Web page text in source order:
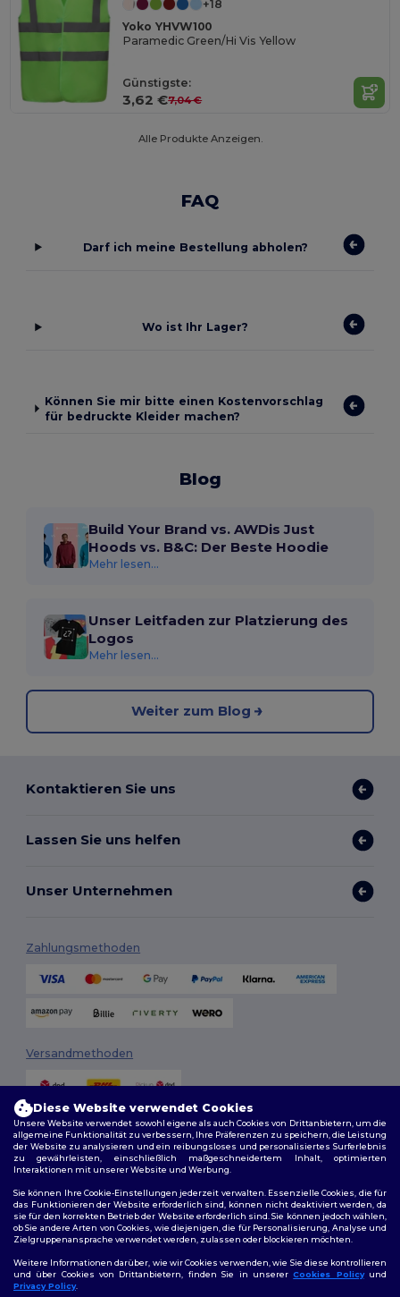
+18
Yoko YHVW100
Paramedic Green/Hi Vis Yellow
Günstigste:
3,62 €7,04 €
Alle Produkte Anzeigen.
FAQ
Darf ich meine Bestellung abholen?
Wo ist Ihr Lager?
Können Sie mir bitte einen Kostenvorschlag
für bedruckte Kleider machen?
Blog
Build Your Brand vs. AWDis Just
Hoods vs. B&C: Der Beste Hoodie
Mehr lesen...
Unser Leitfaden zur Platzierung des
Logos
Mehr lesen...
Weiter zum Blog
Kontaktieren Sie uns
Lassen Sie uns helfen
Unser Unternehmen
Zahlungsmethoden
Versandmethoden
Allgemeine Geschäftsbedingungen|Personalisierungsrichtlinien
|
Datenschutzbestimmungen
Diese Website verwendet Cookies
Unsere Website verwendet sowohl eigene als auch Cookies von Drittanbietern, um die
allgemeine Funktionalität zu verbessern, Ihre Präferenzen zu speichern, die Leistung
der Website zu analysieren und ein reibungsloses und personalisiertes Surferlebnis
zu gewährleisten, einschließlich maßgeschneidertem Inhalt, optimierten
Interaktionen mit unserer Website und Werbung.
Sie können Ihre Cookie-Einstellungen jederzeit verwalten. Essenzielle Cookies, die für
das Funktionieren der Website erforderlich sind, können nicht deaktiviert werden, da
sie für den korrekten Betrieb der Website erforderlich sind. Sie können jedoch wählen,
ob Sie andere Arten von Cookies, wie diejenigen, die für Personalisierung, Analyse und
Zielgruppenansprache verwendet werden, zulassen oder blockieren möchten.
Weitere Informationen darüber, wie wir Cookies verwenden, wie Sie diese kontrollieren
und über Cookies von Drittanbietern, finden Sie in unsererCookies Policyund
Privacy Policy.